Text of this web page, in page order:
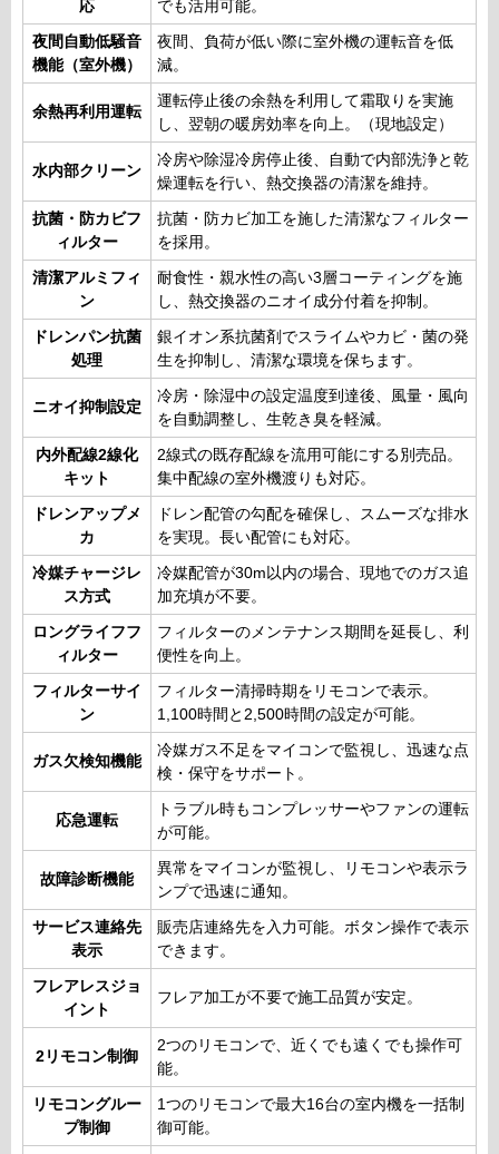
応 でも活用可能。
夜間自動低騒音
機能（室外機）
夜間、負荷が低い際に室外機の運転音を低
減。
余熱再利用運転
運転停止後の余熱を利用して霜取りを実施
し、翌朝の暖房効率を向上。（現地設定）
水内部クリーン
冷房や除湿冷房停止後、自動で内部洗浄と乾
燥運転を行い、熱交換器の清潔を維持。
抗菌・防カビフ
ィルター
抗菌・防カビ加工を施した清潔なフィルター
を採用。
清潔アルミフィ
ン
耐食性・親水性の高い3層コーティングを施
し、熱交換器のニオイ成分付着を抑制。
ドレンパン抗菌
処理
銀イオン系抗菌剤でスライムやカビ・菌の発
生を抑制し、清潔な環境を保ちます。
ニオイ抑制設定
冷房・除湿中の設定温度到達後、風量・風向
を自動調整し、生乾き臭を軽減。
内外配線2線化
キット
2線式の既存配線を流用可能にする別売品。
集中配線の室外機渡りも対応。
ドレンアップメ
カ
ドレン配管の勾配を確保し、スムーズな排水
を実現。長い配管にも対応。
冷媒チャージレ
ス方式
冷媒配管が30m以内の場合、現地でのガス追
加充填が不要。
ロングライフフ
ィルター
フィルターのメンテナンス期間を延長し、利
便性を向上。
フィルターサイ
ン
フィルター清掃時期をリモコンで表示。
1,100時間と2,500時間の設定が可能。
ガス欠検知機能
冷媒ガス不足をマイコンで監視し、迅速な点
検・保守をサポート。
応急運転
トラブル時もコンプレッサーやファンの運転
が可能。
故障診断機能
異常をマイコンが監視し、リモコンや表示ラ
ンプで迅速に通知。
サービス連絡先
表示
販売店連絡先を入力可能。ボタン操作で表示
できます。
フレアレスジョ
イント
フレア加工が不要で施工品質が安定。
2リモコン制御
2つのリモコンで、近くでも遠くでも操作可
能。
リモコングルー
プ制御
1つのリモコンで最大16台の室内機を一括制
御可能。